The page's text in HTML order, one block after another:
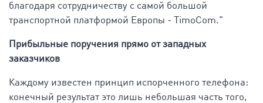
благодаря сотрудничеству с самой большой
транспортной платформой Европы - TimoCom."
Прибыльные поручения прямо от западных
заказчиков
Каждому известен принцип испорченного телефона:
конечный результат это лишь небольшая часть того,